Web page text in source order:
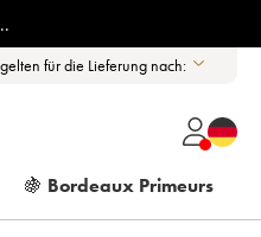
für die Lieferung nach:
🍇 Bordeaux Primeurs